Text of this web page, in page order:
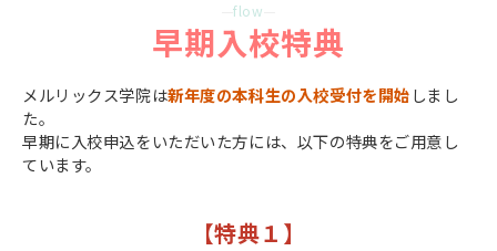
医学部解答速報2026
flow
早期入校特典
メルリックス学院は新年度の本科生の入校受付を開始しまし
た。
早期に入校申込をいただいた方には、以下の特典をご用意し
ています。
【特典１】